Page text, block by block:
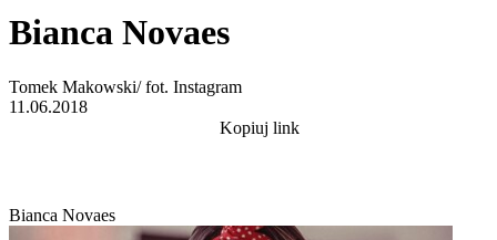
Bianca Novaes
Tomek Makowski/ fot. Instagram
11.06.2018
Kopiuj link
Bianca Novaes